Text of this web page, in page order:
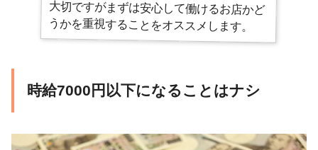
うかを重視することをオススメします。
時給7000円以下になることはナシ